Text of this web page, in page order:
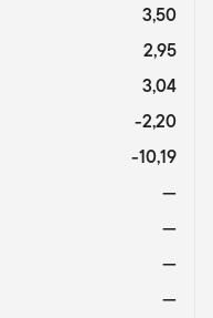
3,50
2,95
3,04
-2,20
-10,19
—
—
—
—